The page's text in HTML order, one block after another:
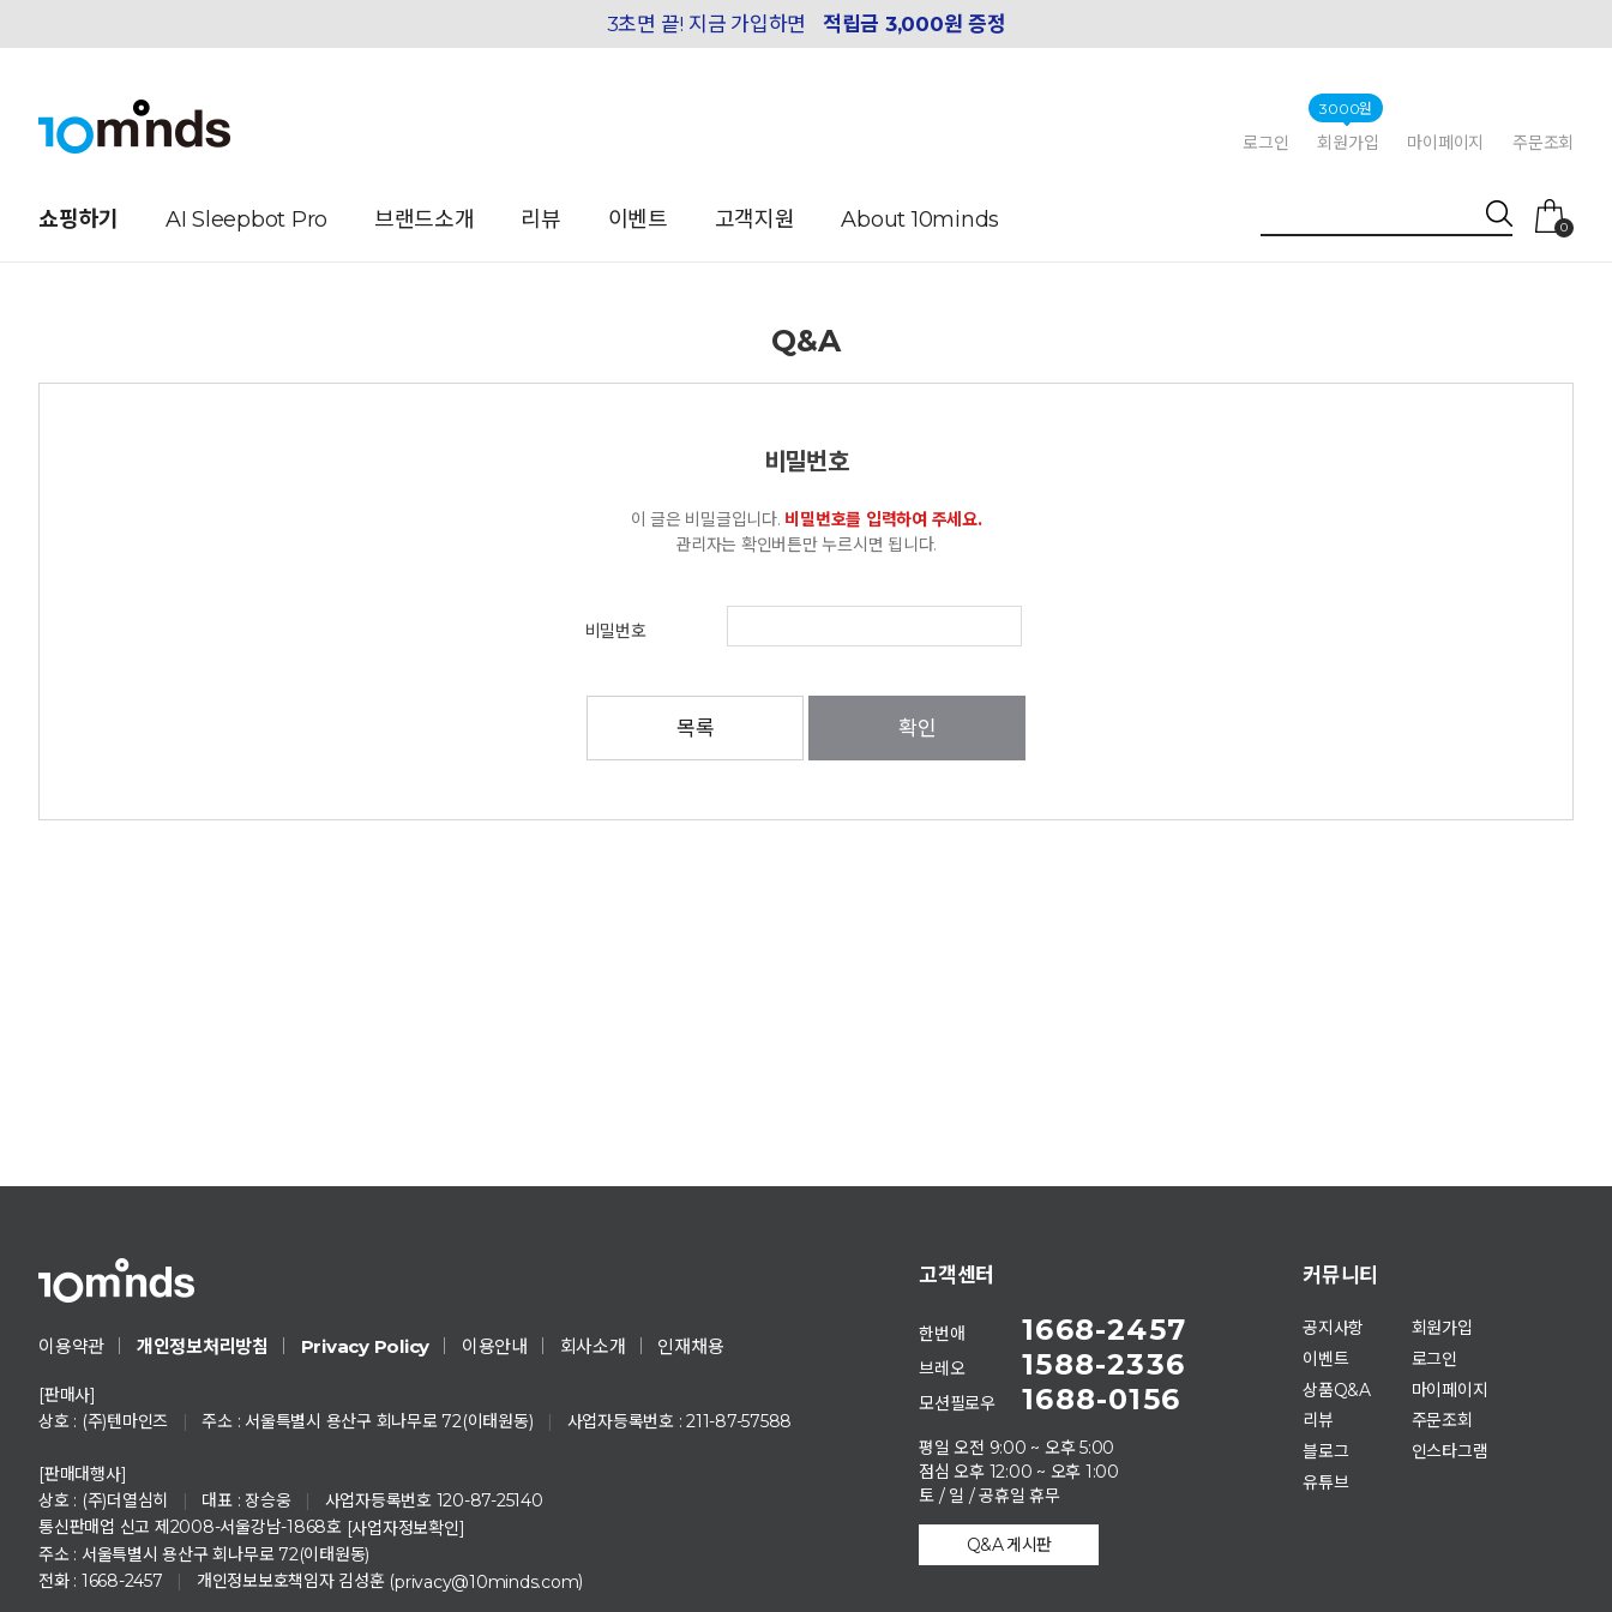
3초면 끝! 지금 가입하면 적립금 3,000원 증정
로그인 회원가입
3000원
마이페이지 주문조회
쇼핑하기 AI Sleepbot Pro 브랜드소개 리뷰 이벤트 고객지원 About 10minds 0
Q&A
비밀번호
이 글은 비밀글입니다. 비밀번호를 입력하여 주세요.
관리자는 확인버튼만 누르시면 됩니다.
비밀번호
목록 확인
이용약관 개인정보처리방침 Privacy Policy 이용안내 회사소개 인재채용
[판매사]
상호 : (주)텐마인즈
| 주소 : 서울특별시 용산구 회나무로 72(이태원동) | 사업자등록번호 : 211-87-57588
[판매대행사]
상호 : (주)더열심히
| 대표 : 장승웅 |
사업자등록번호 120-87-25140
통신판매업 신고 제2008-서울강남-1868호 [사업자정보확인]
주소 : 서울특별시 용산구 회나무로 72(이태원동)
전화 : 1668-2457
개인정보보호책임자 김성훈 (privacy@10minds.com)
고객센터
한번애 1668-2457
브레오 1588-2336
모션필로우 1688-0156
평일 오전 9:00 ~ 오후 5:00
점심 오후 12:00 ~ 오후 1:00
토 / 일 / 공휴일 휴무
Q&A 게시판
커뮤니티
공지사항
이벤트
상품Q&A
리뷰
블로그
유튜브
회원가입
로그인
마이페이지
주문조회
인스타그램